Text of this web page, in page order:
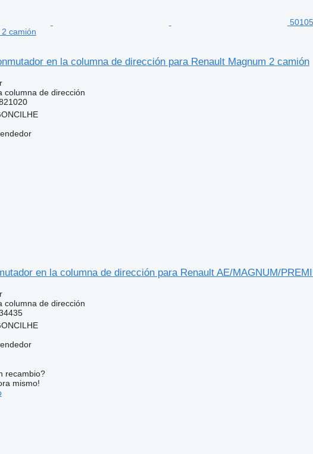
camión
en la columna de dirección para Renault Magnum 2 camión
columna de dirección
en la columna de dirección para Renault AE/MAGNUM/
columna de dirección
recambio?
mismo!